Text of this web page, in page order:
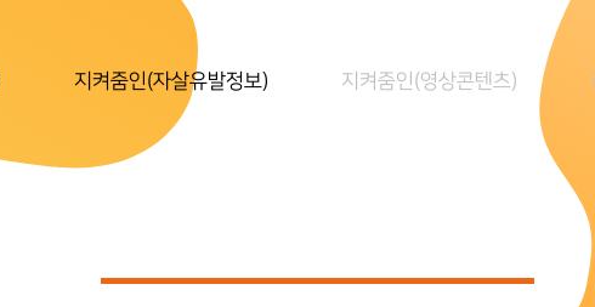
지켜줌인(자살유발정보) 지켜줌인(영상콘텐츠)